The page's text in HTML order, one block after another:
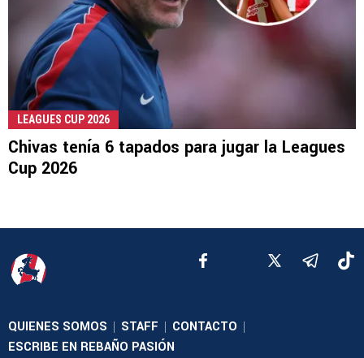
LEAGUES CUP 2026
Chivas tenía 6 tapados para jugar la Leagues
Cup 2026
QUIENES SOMOS | STAFF | CONTACTO |
ESCRIBE EN REBAÑO PASIÓN